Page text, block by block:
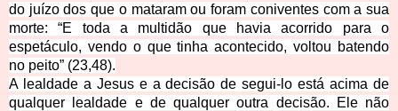
do juízo dos que o mataram ou foram coniventes com a sua
morte: “E toda a multidão que havia acorrido para o
espetáculo, vendo o que tinha acontecido, voltou batendo
no peito” (23,48).
A lealdade a Jesus e a decisão de segui-lo está acima de
qualquer lealdade e de qualquer outra decisão. Ele não